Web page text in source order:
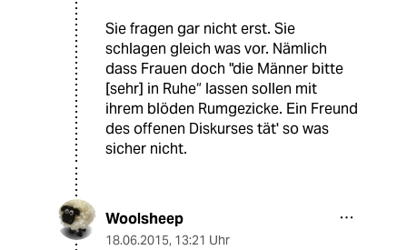
Sie fragen gar nicht erst. Sie
schlagen gleich was vor. Nämlich
dass Frauen doch "die Männer bitte
[sehr] in Ruhe“ lassen sollen mit
ihrem blöden Rumgezicke. Ein Freund
des offenen Diskurses tät' so was
sicher nicht.
Woolsheep
18.06.2015, 13:21 Uhr